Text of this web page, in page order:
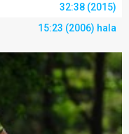
32:38 (2015)
15:23 (2006) hala